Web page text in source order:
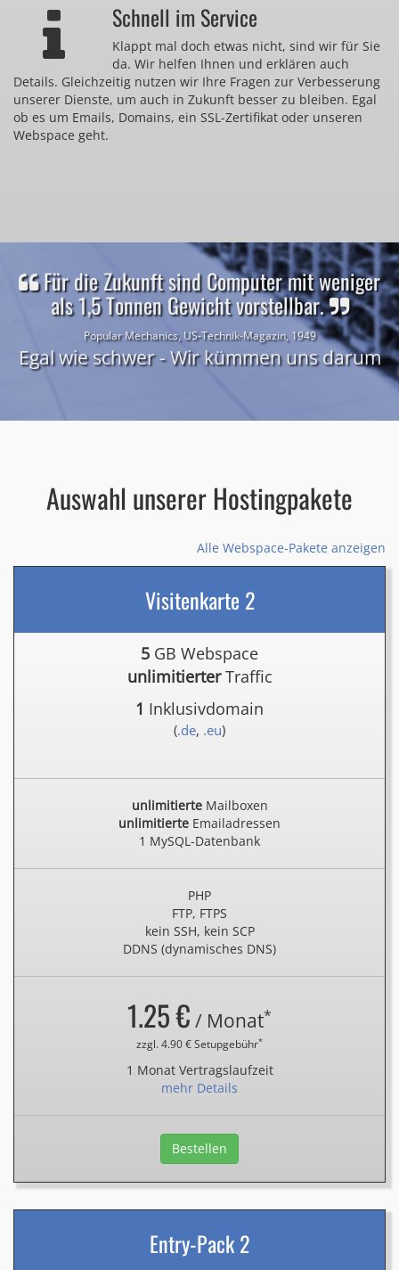
Schnell im Service
Klappt mal doch etwas nicht, sind wir für Sie
da. Wir helfen Ihnen und erklären auch
Details. Gleichzeitig nutzen wir Ihre Fragen zur Verbesserung
unserer Dienste, um auch in Zukunft besser zu bleiben. Egal
ob es um Emails, Domains, ein SSL-Zertifikat oder unseren
Webspace geht.
Für die Zukunft sind Computer mit weniger
als 1,5 Tonnen Gewicht vorstellbar.
Popular Mechanics, US-Technik-Magazin, 1949
Egal wie schwer - Wir kümmen uns darum
Auswahl unserer Hostingpakete
Alle Webspace-Pakete anzeigen
Visitenkarte 2
5 GB Webspace
unlimitierterTraffic
1 Inklusivdomain
(.de, .eu)
unlimitierteMailboxen
unlimitierte Emailadressen
1 MySQL-Datenbank
PHP
FTP, FTPS
kein SSH, kein SCP
DDNS (dynamisches DNS)
1.25 € / Monat*
zzgl. 4.90 € Setupgebühr*
1 Monat Vertragslaufzeit
mehr Details
Bestellen
Entry-Pack 2